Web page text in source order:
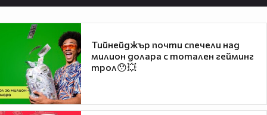
Тийнейджър почти спечели над
милион долара с тотален гейминг
трол😯💥